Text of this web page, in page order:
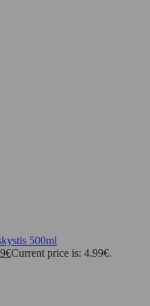
500ml
€Current price is: 4.99€.